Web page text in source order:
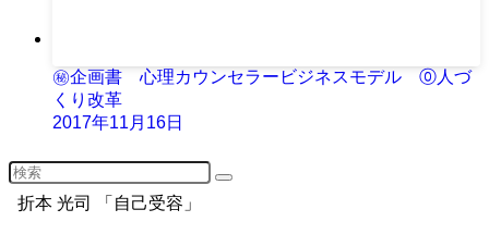
㊙企画書 心理カウンセラービジネスモデル ⓪人づ
くり改革
2017年11月16日
折本 光司 「自己受容」